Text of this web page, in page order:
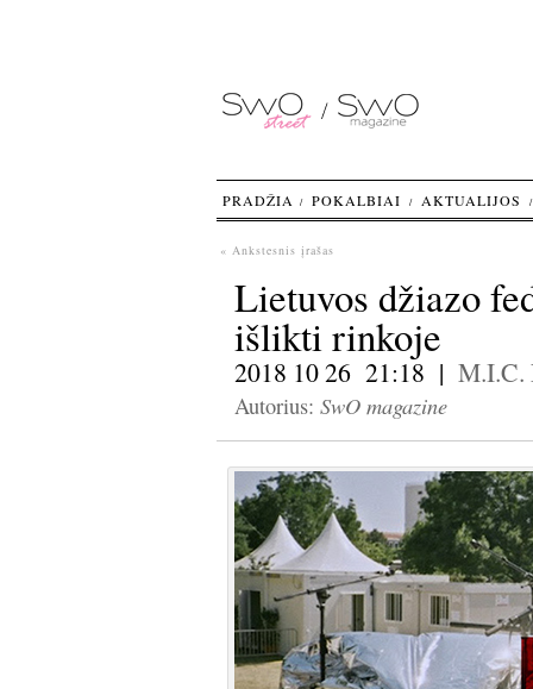
« Ankstesnis įrašas
Lietuvos džiazo
išlikti rinkoje
2018 10 26 21:18 | M.I.C.
Autorius: SwO magazine
PRADŽIA POKALBIAI AKTUALIJOS